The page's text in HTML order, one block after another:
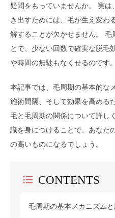
疑問をもっていませんか。 実は
き出すためには、毛が生え変わ
解することが欠かせません。 毛
とで、少ない回数で確実な脱毛
や時間の無駄もなくせるのです。
本記事では、毛周期の基本的な
施術間隔、そして効果を高める
毛と毛周期の関係について詳し
識を身につけることで、あなた
の高いものになるでしょう。
CONTENTS
毛周期の基本メカニズム